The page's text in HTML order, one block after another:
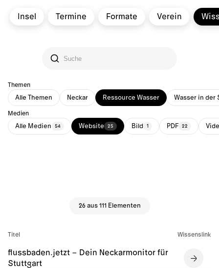
Insel Termine Formate Verein
Themen
Alle Themen Neckar Ressource Wasser Wasser in der
Medien
Alle Medien 54 Website 25 Bild 1 PDF 22
26 aus 111 Elementen
Titel Wissenslink
flussbaden.jetzt – Dein Neckarmonitor für
Stuttgart